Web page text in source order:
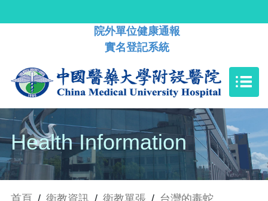
院外單位健康通報
實名登記系統
Health Information